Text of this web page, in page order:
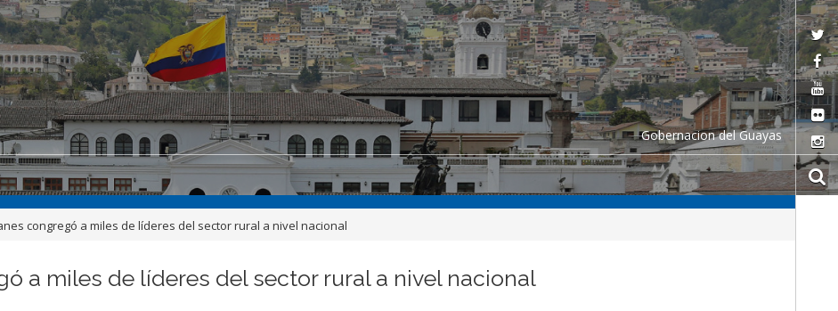
Gobernacion del Guayas
congregó a miles de líderes del sector rural a nivel nacional
a miles de líderes del sector rural a nivel nacional